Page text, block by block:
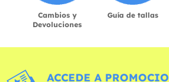
Cambios y
Devoluciones
Guía de tallas
ACCEDE A